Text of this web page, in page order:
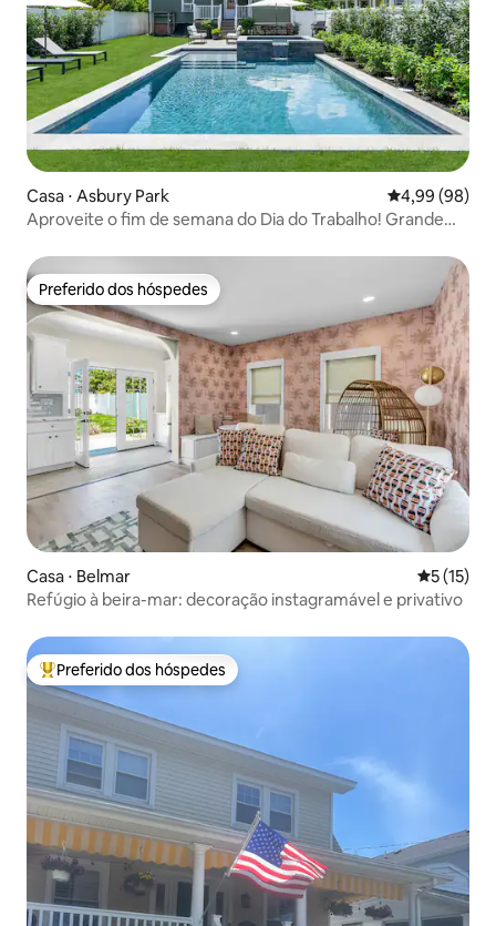
Casa ⋅ Asbury Park 4,99 de uma
4,99 (98)
Aproveite o fim de semana do Dia do Trabalho! Grande
Preferido dos hóspedes
Preferido dos hóspedes
Casa ⋅ Belmar 5 de uma
5 (15)
Refúgio à beira-mar: decoração instagramável e privativo
Entre os melhores preferidos dos hóspedes
Preferido dos hóspedes